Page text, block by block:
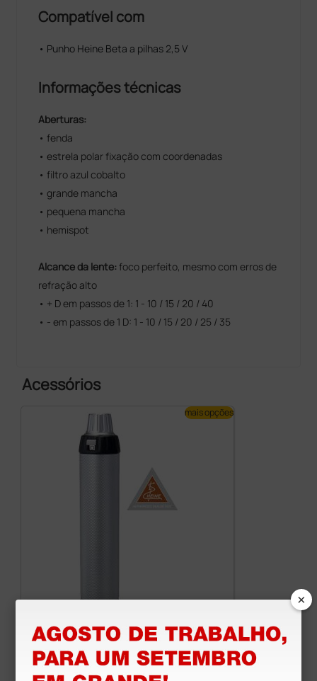
Compatível com
• Punho Heine Beta a pilhas 2,5 V
Informações técnicas
Aberturas:
• fenda
• estrela polar fixação com coordenadas
• filtro azul cobalto
• grande mancha
• pequena mancha
• hemispot
Alcance da lente: foco perfeito, mesmo com erros de
refração alto
• + D em passos de 1: 1 - 10 / 15 / 20 / 40
• - em passos de 1 D: 1 - 10 / 15 / 20 / 25 / 35
Acessórios
Punho Heine Beta a pilhas 2,5 V
mais opções
×